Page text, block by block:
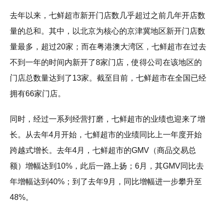
去年以来，七鲜超市新开门店数几乎超过之前几年开店数
量的总和。其中，以北京为核心的京津冀地区新开门店数
量最多，超过20家；而在粤港澳大湾区，七鲜超市在过去
不到一年的时间内新开了8家门店，使得公司在该地区的
门店总数量达到了13家。截至目前，七鲜超市在全国已经
拥有66家门店。
同时，经过一系列经营打磨，七鲜超市的业绩也迎来了增
长。从去年4月开始，七鲜超市的业绩同比上一年度开始
跨越式增长。去年4月，七鲜超市的GMV（商品交易总
额）增幅达到10%，此后一路上扬；6月，其GMV同比去
年增幅达到40%；到了去年9月，同比增幅进一步攀升至
48%。